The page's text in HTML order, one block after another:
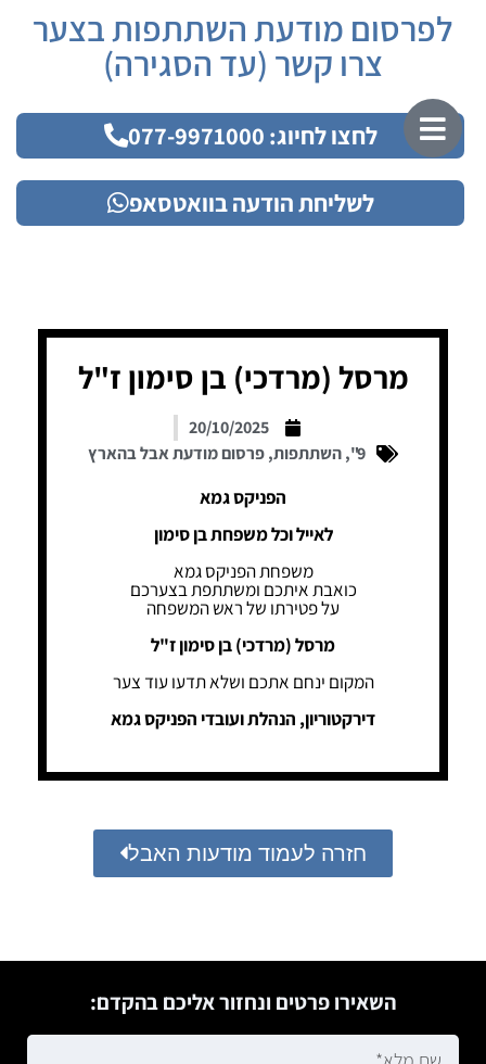
לפרסום מודעת השתתפות בצער
צרו קשר (עד הסגירה)
לחצו לחיוג: 077-9971000
לשליחת הודעה בוואטסאפ
מרסל (מרדכי) בן סימון ז"ל
20/10/2025
9"
,השתתפות,פרסום מודעת אבל בהארץ
הפניקס גמא
לאייל וכל משפחת בן סימון
משפחת הפניקס גמא
כואבת איתכם ומשתתפת בצערכם
על פטירתו של ראש המשפחה
מרסל (מרדכי) בן סימון ז"ל
המקום ינחם אתכם ושלא תדעו עוד צער
דירקטוריון, הנהלת ועובדי הפניקס גמא
חזרה לעמוד מודעות האבל
השאירו פרטים ונחזור אליכם בהקדם: